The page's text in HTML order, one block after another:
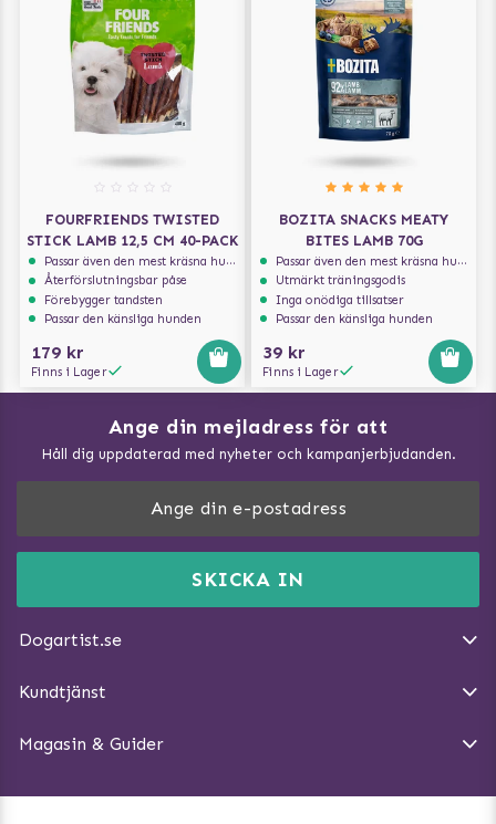
FOURFRIENDS TWISTED
STICK LAMB 12,5 CM 40-PACK
Passar även den mest kräsna hunden
Återförslutningsbar påse
Förebygger tandsten
Passar den känsliga hunden
179 kr
Finns i Lager
BOZITA SNACKS MEATY
BITES LAMB 70G
Passar även den mest kräsna hunden
Utmärkt träningsgodis
Inga onödiga tillsatser
Passar den känsliga hunden
39 kr
Finns i Lager
Ange din mejladress för att
Håll dig uppdaterad med nyheter och kampanjerbjudanden.
SKICKA IN
Dogartist.se
DogArtist.se drivs av:
E-post:info@dogartist.se
Kundtjänst
Ångra Köp
Magasin & Guider
Vad kan hundar äta?
Träna Nose Work hemma
Så gör du promenaden roligare
Hundbäddar